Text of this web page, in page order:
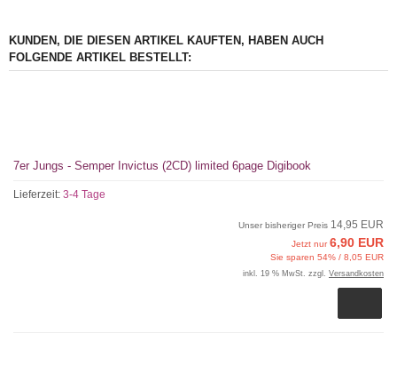
KUNDEN, DIE DIESEN ARTIKEL KAUFTEN, HABEN AUCH
FOLGENDE ARTIKEL BESTELLT:
7er Jungs - Semper Invictus (2CD) limited 6page Digibook
Lieferzeit: 3-4 Tage
Unser bisheriger Preis 14,95 EUR
Jetzt nur6,90 EUR
Sie sparen 54% / 8,05 EUR
inkl. 19 % MwSt. zzgl. Versandkosten